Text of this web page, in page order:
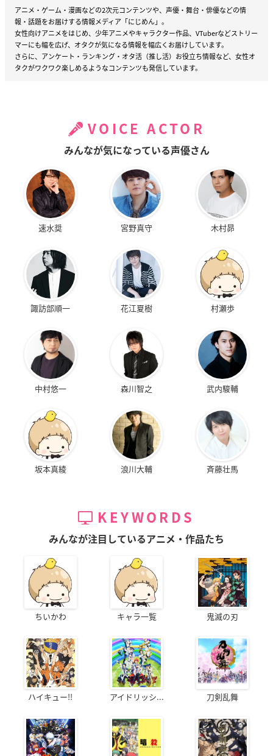
アニメ・ゲーム・漫画などの2次元コンテンツや、声優・舞台・俳優などの情
報・話題をお届けする情報メディア「にじめん」。
女性向けアニメをはじめ、少年アニメやキャラクター作品、VTuberなどストリー
マーにも幅を広げ、オタクが気になる情報を幅広くお届けしています。
さらに、アンケート・ランキング・オタ活（推し活）お役立ち情報など、女性オ
タクがワクワク楽しめるようなコンテンツも発信しています。
VOICE ACTOR
みんなが気になっている声優さん
速水奨 宮野真守 木村昴
諏訪部順一 花江夏樹 村瀬歩
中村悠一 森川智之 武内駿輔
坂本真綾 浪川大輔 斉藤壮馬
KEYWORDS
みんなが注目しているアニメ・作品たち
ちいかわ キャラ一覧 鬼滅の刃
ハイキュー!! アイドリッシ... 刀剣乱舞